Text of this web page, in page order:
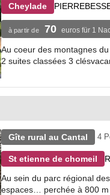
Cheylade
à partir de 70 euros für 1
Au coeur des montagnes
2 suites classées 3
Gîte rural au Cantal 4
St etienne de chomeil
Au sein du parc régional
espaces… perchée à 800 m